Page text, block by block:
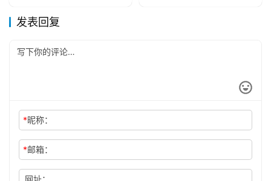
发表回复
*昵称：
*邮箱：
网址：